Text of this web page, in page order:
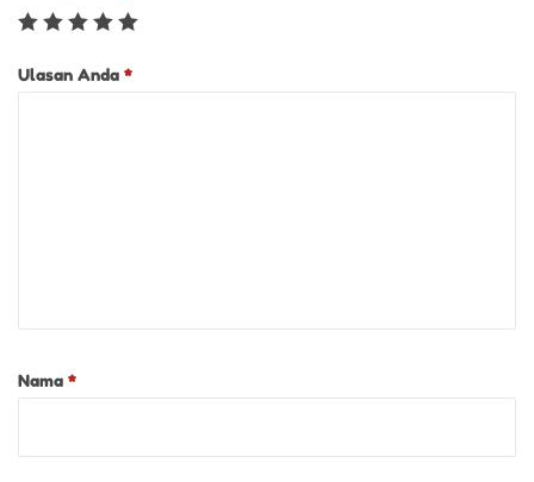
Ulasan Anda *
Nama *